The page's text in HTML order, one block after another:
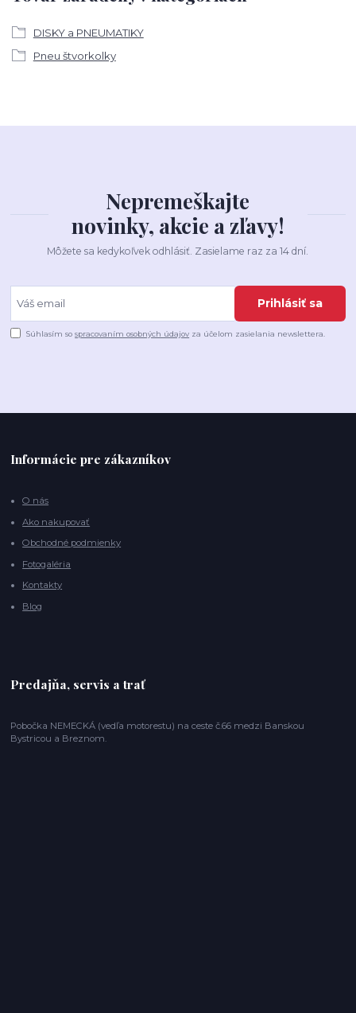
DISKY a PNEUMATIKY
Pneu štvorkolky
Nepremeškajte
novinky, akcie a zľavy!
Môžete sa kedykoľvek odhlásiť. Zasielame raz za 14 dní.
Prihlásiť sa
Súhlasím sospracovaním osobných údajov za účelom zasielania newslettera.
Informácie pre zákazníkov
O nás
Ako nakupovať
Obchodné podmienky
Fotogaléria
Kontakty
Blog
Predajňa, servis a trať
Pobočka NEMECKÁ (vedľa motorestu) na ceste č.66 medzi Banskou
Bystricou a Breznom.